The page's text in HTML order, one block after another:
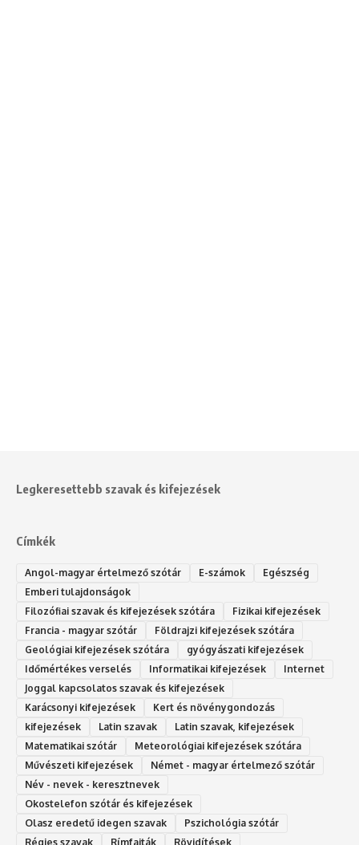
Legkeresettebb szavak és kifejezések
Címkék
Angol-magyar értelmező szótár E-számok
Egészség
Emberi tulajdonságok
Filozófiai szavak és kifejezések szótára
Fizikai kifejezések
Francia - magyar szótár
Földrajzi kifejezések szótára
Geológiai kifejezések szótára
gyógyászati kifejezések
Időmértékes verselés
Informatikai kifejezések
Internet
Joggal kapcsolatos szavak és kifejezések
Karácsonyi kifejezések
Kert és növénygondozás
kifejezések
Latin szavak
Latin szavak, kifejezések
Matematikai szótár
Meteorológiai kifejezések szótára
Művészeti kifejezések
Német - magyar értelmező szótár
Név - nevek - keresztnevek
Okostelefon szótár és kifejezések
Olasz eredetű idegen szavak
Ps‮gólohciz‬ia s‮átóz‬r
Régies szavak
Rímfajták Rövidítések